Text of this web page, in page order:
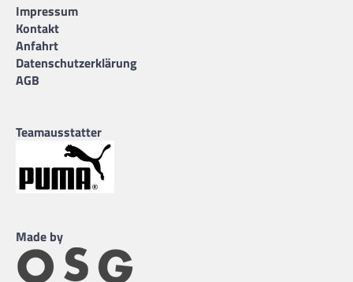
Impressum
Kontakt
Anfahrt
Datenschutzerklärung
AGB
Teamausstatter
Made by